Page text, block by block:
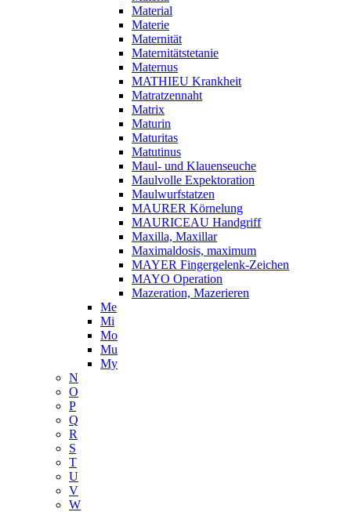
Material
Materie
Maternität
Maternitätstetanie
Maternus
MATHIEU Krankheit
Matratzennaht
Matrix
Maturin
Maturitas
Matutinus
Maul- und Klauenseuche
Maulvolle Expektoration
Maulwurfstatzen
MAURER Körnelung
MAURICEAU Handgriff
Maxilla, Maxillar
Maximaldosis, maximum
MAYER Fingergelenk-Zeichen
MAYO Operation
Mazeration, Mazerieren
Me
Mi
Mo
Mu
My
N
O
P
Q
R
S
T
U
V
W